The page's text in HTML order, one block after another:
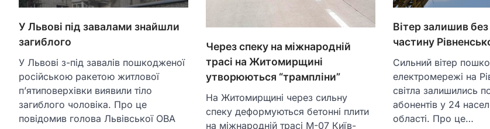
У Львові під завалами знайшли
загиблого
У Львові з-під завалів пошкодженої
російською ракетою житлової
пʼятиповерхівки виявили тіло
загиблого чоловіка. Про це
повідомив голова Львівської ОВА
Через спеку на міжнародній
трасі на Житомирщині
утворюються “трампліни”
На Житомирщині через сильну
спеку деформуються бетонні плити
на міжнародній трасі М-07 Київ-
Вітер залишив без
частину
Сильний вітер
електромережі на
світла залишились
абонентів у 24
області. Про це…